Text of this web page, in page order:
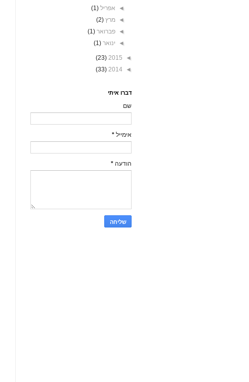
◄ אפריל(1)
◄מרץ(2)
◄פברואר(1)
◄ ינואר(1)
◄
2015
(23)
◄
2014
(33)
דברו איתי
שם
אימייל *
הודעה *